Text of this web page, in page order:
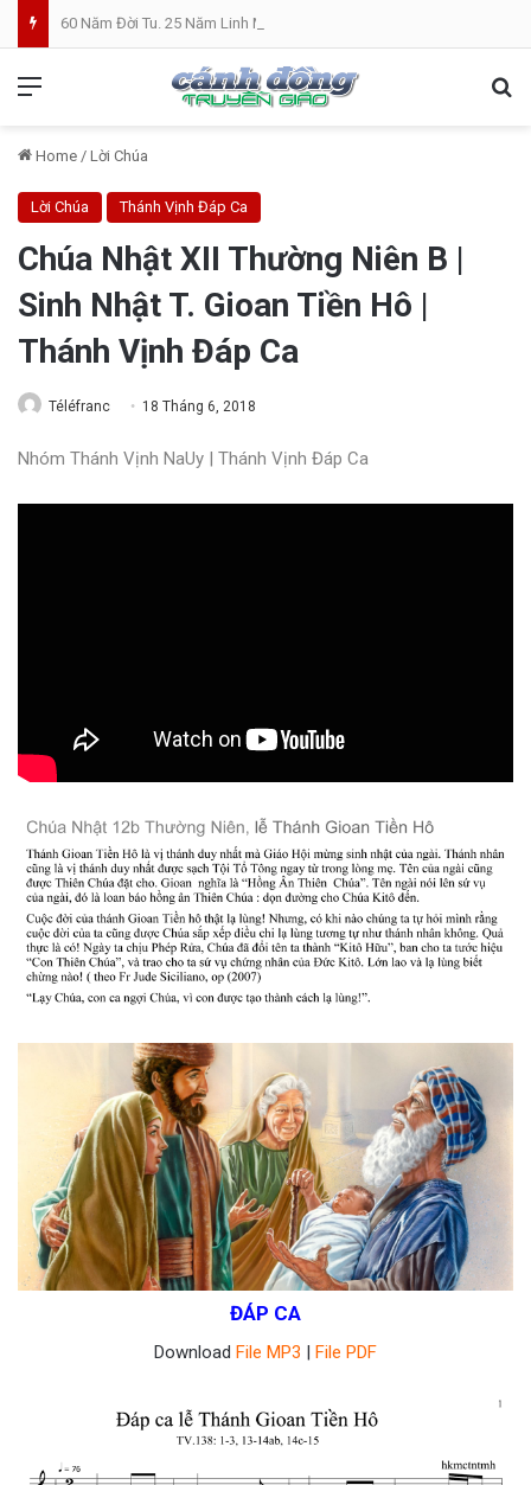
Home / Lời Chúa
Lời Chúa Thánh Vịnh Đáp Ca
Chúa Nhật XII Thường Niên B |
Sinh Nhật T. Gioan Tiền Hô |
Thánh Vịnh Đáp Ca
Téléfranc 18 Tháng 6, 2018
Nhóm Thánh Vịnh NaUy | Thánh Vịnh Đáp Ca
ĐÁP CA
Download File MP3 | File PDF